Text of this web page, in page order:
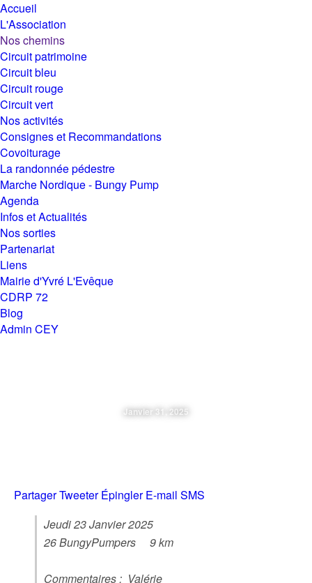
Accueil
L'Association
Nos chemins
Circuit patrimoine
Circuit bleu
Circuit rouge
Circuit vert
Nos activités
Consignes et Recommandations
Covoiturage
La randonnée pédestre
Marche Nordique - Bungy Pump
Agenda
Infos et Actualités
Nos sorties
Partenariat
Liens
Mairie d'Yvré L'Evêque
CDRP 72
Blog
Admin CEY
Janvier 31, 2025
PartagerTweeter Épingler E-mail SMS
Jeudi 23 Janvier 2025
26 BungyPumpers 9 km
Commentaires : Valérie